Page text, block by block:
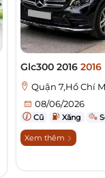
Glc300 20162016
Quận 7,Hồ Chí
08/06/2026
Cũ Xăng
Xem thêm